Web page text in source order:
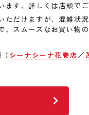
す、詳しくは店頭でご
ただけますが、混雑状
、スムーズなお買い物
シーナシーナ花巻店／